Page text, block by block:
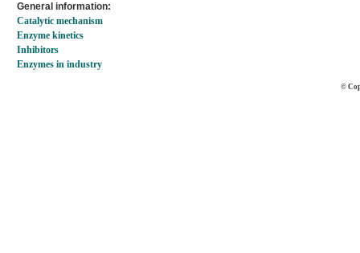
General information:
Catalytic mechanism
Enzyme kinetics
Inhibitors
Enzymes in industry
©